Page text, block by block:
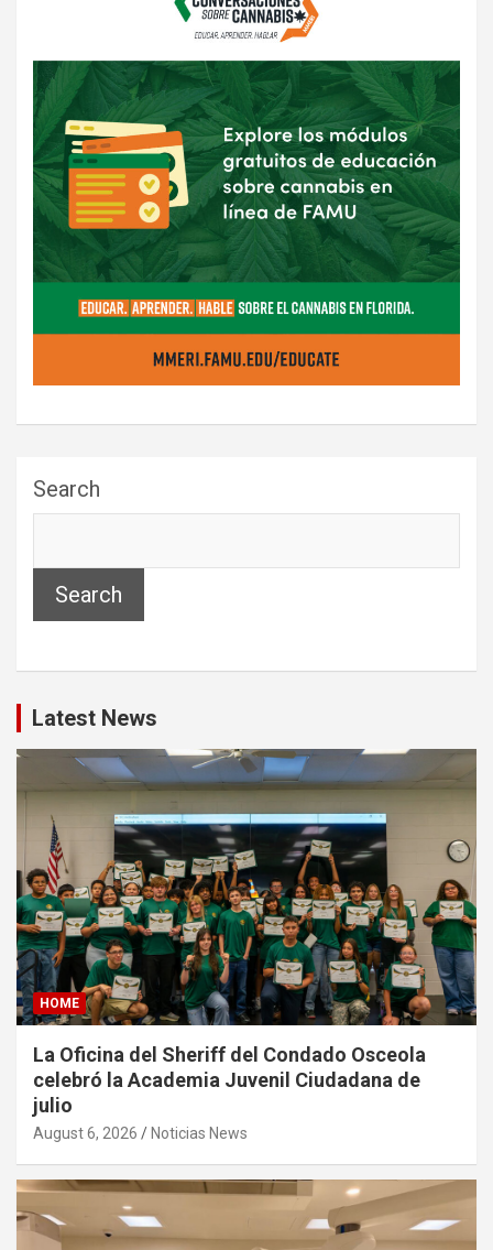
Search
Search
Latest News
HOME
La Oficina del Sheriff del Condado Osceola
celebró la Academia Juvenil Ciudadana de
julio
August 6, 2026 Noticias News